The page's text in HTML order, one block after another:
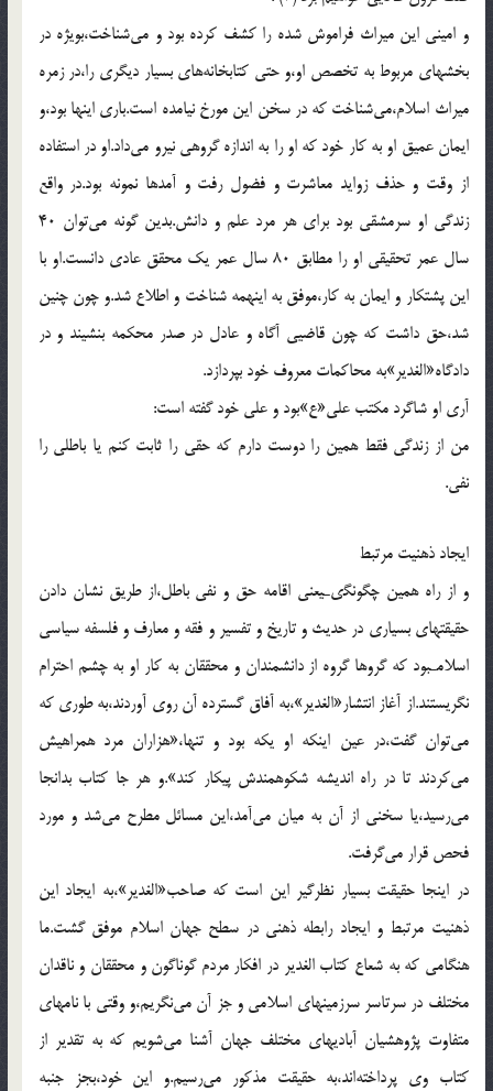
و امينى اين ميراث فراموش شده را كشف كرده بود و مى‌شناخت،بويژه در
بخشهاى مربوط به تخصص او،و حتى كتابخانه‌هاى بسيار ديگرى را،در زمره
ميراث اسلام،مى‌شناخت كه در سخن اين مورخ نيامده است.بارى اينها بود،و
ايمان عميق او به كار خود كه او را به اندازه گروهى نيرو مى‌داد.او در استفاده
از وقت و حذف زوايد معاشرت و فضول رفت و آمدها نمونه بود.در واقع
زندگى او سرمشقى بود براى هر مرد علم و دانش.بدين گونه مى‌توان 40
سال عمر تحقيقى او را مطابق 80 سال عمر يك محقق عادى دانست.او با
اين پشتكار و ايمان به كار،موفق به اينهمه شناخت و اطلاع شد.و چون چنين
شد،حق داشت كه چون قاضيى آگاه و عادل در صدر محكمه بنشيند و در
دادگاه«الغدير»به محاكمات معروف خود بپردازد.
آرى او شاگرد مكتب على«ع»بود و على خود گفته است:
من از زندگى فقط همين را دوست دارم كه حقى را ثابت كنم يا باطلى را
نفى.
ايجاد ذهنيت مرتبط
و از راه همين چگونگىـيعنى اقامه حق و نفى باطل،از طريق نشان دادن
حقيقتهاى بسيارى در حديث و تاريخ و تفسير و فقه و معارف و فلسفه سياسى
اسلامـبود كه گروها گروه از دانشمندان و محققان به كار او به چشم احترام
نگريستند.از آغاز انتشار«الغدير»،به آفاق گسترده آن روى آوردند،به طورى كه
مى‌توان گفت،در عين اينكه او يكه بود و تنها،«هزاران مرد همراهيش
مى‌كردند تا در راه انديشه شكوهمندش پيكار كند».و هر جا كتاب بدانجا
مى‌رسيد،يا سخنى از آن به ميان مى‌آمد،اين مسائل مطرح مى‌شد و مورد
فحص قرار مى‌گرفت.
در اينجا حقيقت بسيار نظرگير اين است كه صاحب«الغدير»،به ايجاد اين
ذهنيت مرتبط و ايجاد رابطه ذهنى در سطح جهان اسلام موفق گشت.ما
هنگامى كه به شعاع كتاب الغدير در افكار مردم گوناگون و محققان و ناقدان
مختلف در سرتاسر سرزمينهاى اسلامى و جز آن مى‌نگريم،و وقتى با نامهاى
متفاوت پژوهشيان آباديهاى مختلف جهان آشنا مى‌شويم كه به تقدير از
كتاب وى پرداخته‌اند،به حقيقت مذكور مى‌رسيم.و اين خود،بجز جنبه